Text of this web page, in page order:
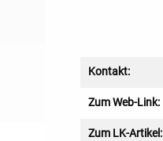
Kontakt:
Zum Web-Link:
Zum LK-Artikel: